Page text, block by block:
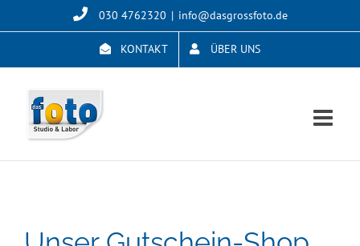
030 4762320 | info@dasgrossfoto.de
KONTAKT ÜBER UNS